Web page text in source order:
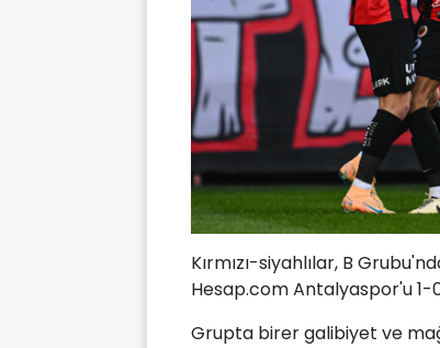
Kırmızı-siyahlılar, B
Hesap.com Antalyaspor'u 1-
Grupta birer galibiyet ve